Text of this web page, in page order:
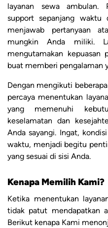
layanan sewa ambulan.
support sepanjang
menjawab pertanyaan
mungkin Anda miliki.
mengutamakan kepuasan
buat memberi pengalaman
Dengan mengikuti
percaya menentukan
yang memenuhi
keselamatan dan
Anda sayangi. Ingat,
waktu, menjadi begitu
yang sesuai di sisi Anda.
Kenapa Memilih Kami?
Ketika menentukan
tidak patut mendapatkan
Berikut kenapa Kami